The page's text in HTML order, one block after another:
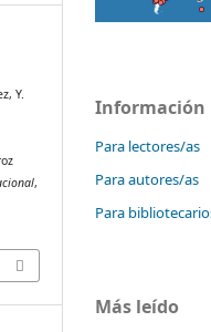
Y.
,
Información
Para lectores/as
Para autores/as
Para
Más leído